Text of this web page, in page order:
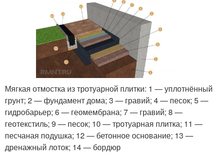
Мягкая отмостка из тротуарной плитки: 1 — уплотнённый
грунт; 2 — фундамент дома; 3 — гравий; 4 — песок; 5 —
гидробарьер; 6 — геомембрана; 7 — гравий; 8 —
геотекстиль; 9 — песок; 10 — тротуарная плитка; 11 —
песчаная подушка; 12 — бетонное основание; 13 —
дренажный лоток; 14 — бордюр